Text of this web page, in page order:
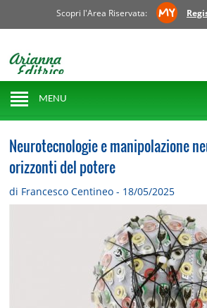
Scopri l'Area Riservata:
MENU
Neurotecnologie e manipolazione
orizzonti del potere
di Francesco Centineo - 18/05/2025